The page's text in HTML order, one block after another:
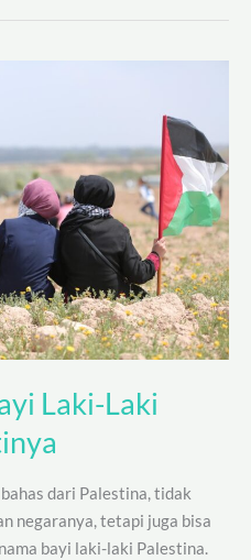
Laki-Laki
dari Palestina, tidak
negaranya, tetapi juga bisa
bayi laki-laki Palestina.